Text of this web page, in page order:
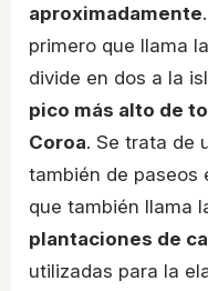
aproximadamente
primero que llama
divide en dos a la
pico más alto de
Coroa. Se trata de
también de paseos
que también llama
plantaciones de
utilizadas para la